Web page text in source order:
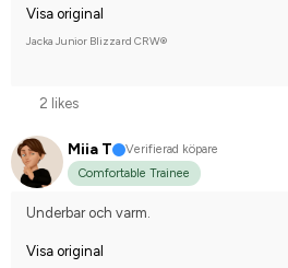
Visa original
Jacka Junior Blizzard CRW®
2 likes
Miia T
Verifierad köpare
Comfortable Trainee
Underbar och varm.
Visa original